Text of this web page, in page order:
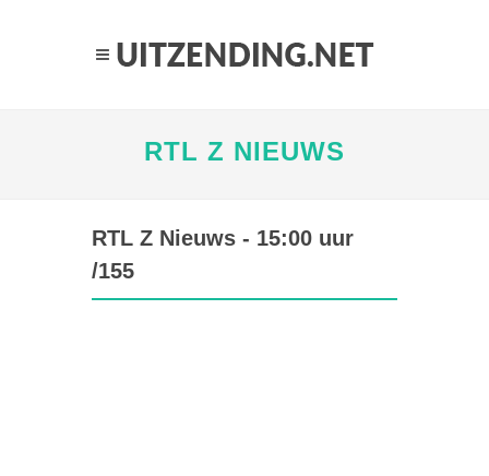
RTL Z NIEUWS
RTL Z Nieuws - 15:00 uur
/155